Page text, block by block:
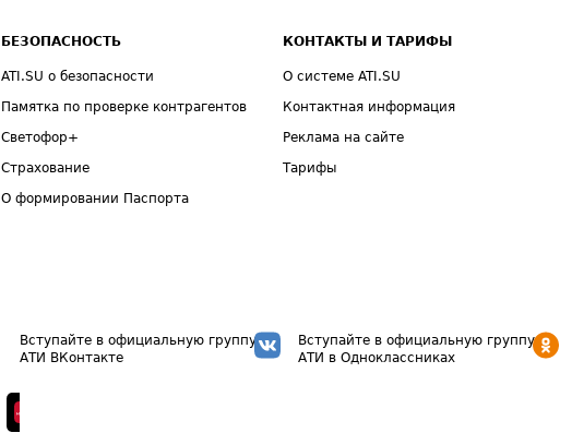
БЕЗОПАСНОСТЬ
ATI.SU о безопасности
Памятка по проверке контрагентов
Светофор+
Страхование
О формировании Паспорта
КОНТАКТЫ И ТАРИФЫ
О системе ATI.SU
Контактная информация
Реклама на сайте
Тарифы
Вступайте в официальную группу
АТИ ВКонтакте
Вступайте в официальную группу
АТИ в Одноклассниках